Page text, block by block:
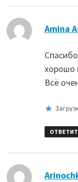
Amina
хорошо
Всë